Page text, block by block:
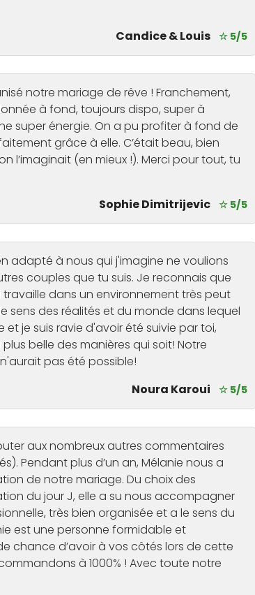
Candice & Louis
☆ 5/5
notre mariage de rêve ! Franchement,
à fond, toujours dispo, super à
super énergie. On a pu profiter à fond de
grâce à elle. C’était beau, bien
l’imaginait (en mieux !). Merci pour tout, tu
Sophie Dimitrijevic
☆ 5/5
adapté à nous qui j'imagine ne voulions
couples que tu suis. Je reconnais que
dans un environnement très peut
des réalités et du monde dans lequel
je suis ravie d'avoir été suivie par toi,
belle des manières qui soit! Notre
pas été possible!
Noura Karoui
☆ 5/5
aux nombreux autres commentaires
Pendant plus d’un an, Mélanie nous a
de notre mariage. Du choix des
du jour J, elle a su nous accompagner
très bien organisée et a le sens du
est une personne formidable et
chance d’avoir à vos côtés lors de cette
à 1000% ! Avec toute notre